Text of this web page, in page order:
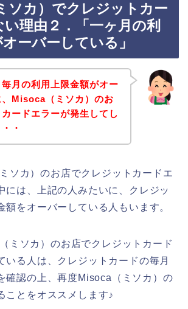
ソカ）でクレジットカー
い理由２．「一ヶ月の利
ーバーしている」
月の利用上限金額がオー
Misoca（ミソカ）のお
ードエラーが発生してし
・
ソカ）のお店でクレジットカードエ
には、上記の人みたいに、クレジッ
額をオーバーしている人もいます。
ミソカ）のお店でクレジットカード
いる人は、クレジットカードの毎月
確認の上、再度Misoca（ミソカ）の
ことをオススメします♪